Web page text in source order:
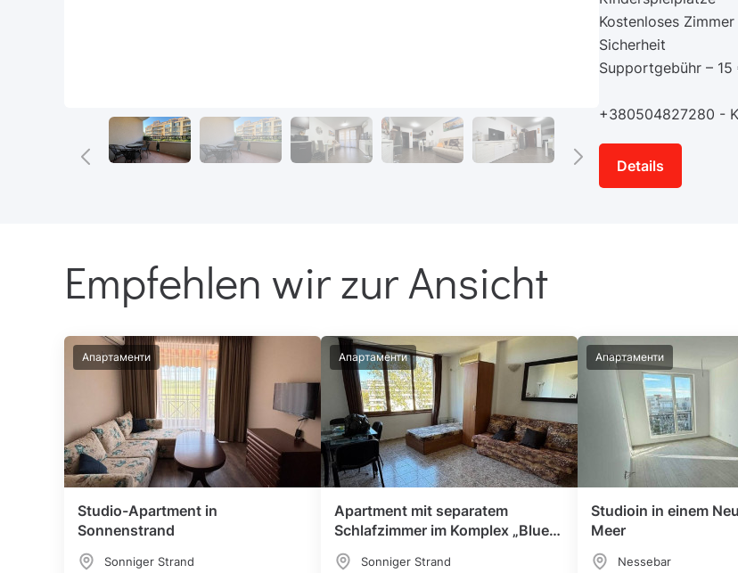
Kostenloses
Sicherheit
Supportgebühr – 15
+380504827280 -
Details
Empfehlen wir zur Ansicht
Апартаменти
Studio-Apartment in
Sonnenstrand
Sonniger Strand
Апартаменти
Apartment mit separatem
Schlafzimmer im Komplex „Blue
Summer“
Sonniger Strand
Апартаменти
Studioin in einem
Meer
Nessebar